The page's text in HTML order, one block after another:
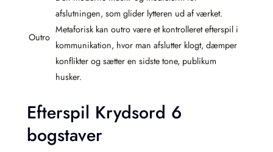
Outro
afslutningen, som glider lytteren ud af værket.
Metaforisk kan outro være et kontrolleret efterspil i
kommunikation, hvor man afslutter klogt, dæmper
konflikter og sætter en sidste tone, publikum
husker.
Efterspil Krydsord 6
bogstaver